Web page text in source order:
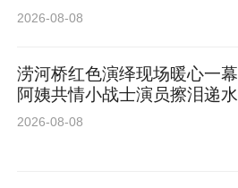
2026-08-08
涝河桥红色演绎现场暖心一幕
阿姨共情小战士演员擦泪递水
2026-08-08